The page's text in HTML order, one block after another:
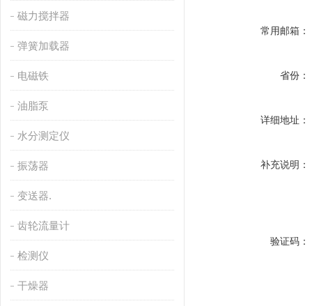
磁力搅拌器
弹簧加载器
电磁铁
油脂泵
水分测定仪
振荡器
变送器.
齿轮流量计
检测仪
干燥器
常用邮箱：
省份：
详细地址：
补充说明：
验证码：